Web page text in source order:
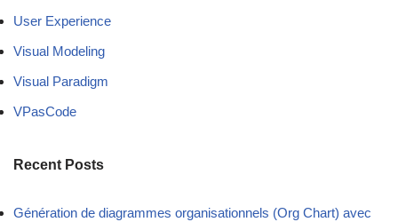
User Experience
Visual Modeling
Visual Paradigm
VPasCode
Recent Posts
Génération de diagrammes organisationnels (Org Chart) avec